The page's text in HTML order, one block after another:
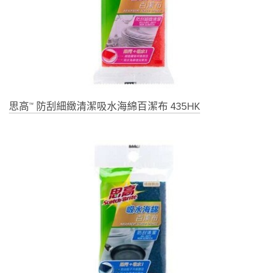
思高™ 防刮細緻清潔吸水海綿百潔布 435HK